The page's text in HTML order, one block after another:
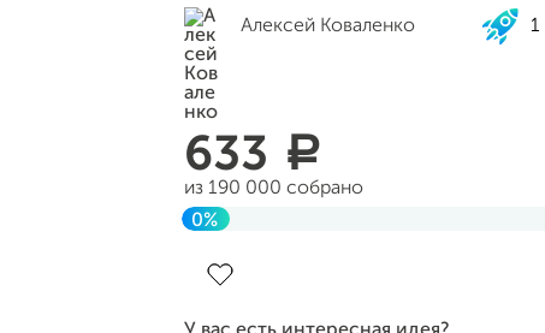
Алексей Коваленко 1
633 a
из 190 000 собрано
0%